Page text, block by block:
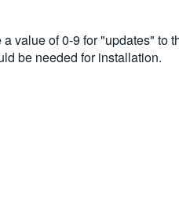
value of 0-9 for "updates"
be needed for installation.